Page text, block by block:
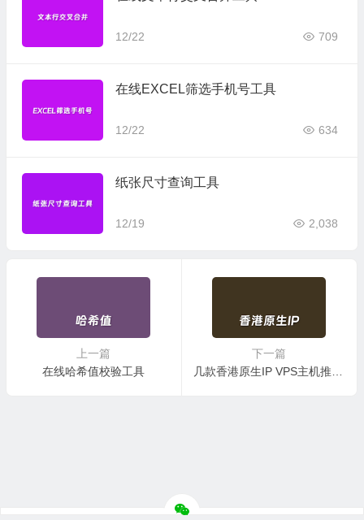
12/22 709
在线EXCEL筛选手机号工具
12/22 634
纸张尺寸查询工具
12/19 2,038
上一篇
在线哈希值校验工具
下一篇
几款香港原生IP VPS主机推荐 香港本土原生IP地址 CN2优化线路